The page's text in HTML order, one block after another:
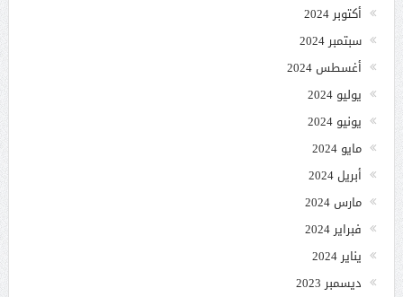
أكتوبر 2024
سبتمبر 2024
أغسطس 2024
يوليو 2024
يونيو 2024
مايو 2024
أبريل 2024
مارس 2024
فبراير 2024
يناير 2024
ديسمبر 2023